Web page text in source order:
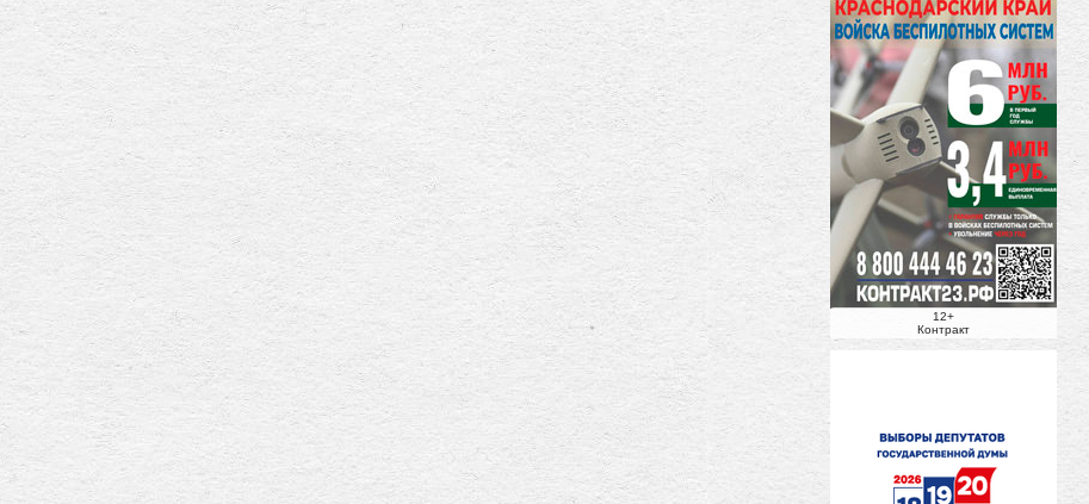
12+
Контракт